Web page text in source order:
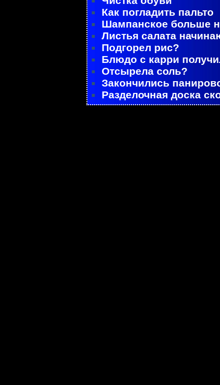
Как погладить пальто
Шампанское больше
Листья салата
Подгорел рис?
Блюдо с карри
Отсырела соль?
Закончились
Разделочная доска